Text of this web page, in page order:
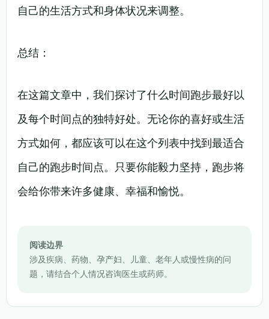
自己的生活方式和身体状况来调整。
总结：
在这篇文章中，我们探讨了什么时间跑步最好以
及每个时间点的独特好处。无论你的喜好或生活
方式如何，都应该可以在这个列表中找到最适合
自己的跑步时间点。只要你能毅力坚持，跑步将
会给你带来许多健康、幸福和愉悦。
阅读边界
涉及疾病、药物、孕产妇、儿童、老年人或慢性病的问
题，请结合个人情况咨询医生或药师。